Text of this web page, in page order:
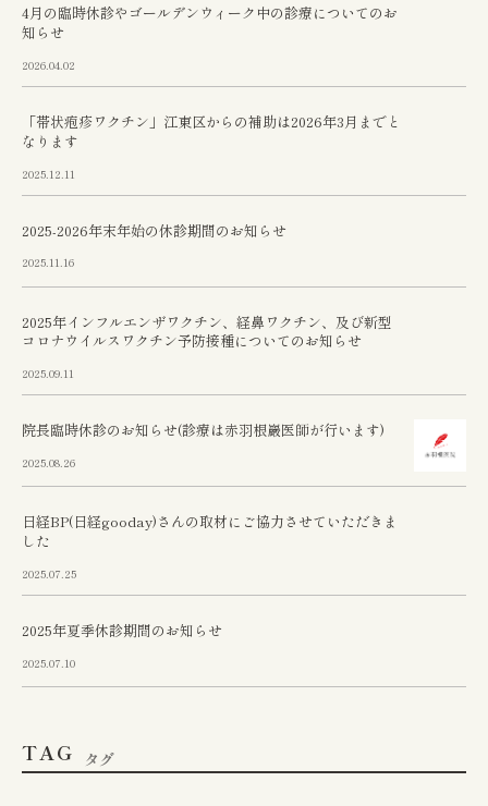
4月の臨時休診やゴールデンウィーク中の診療についてのお
知らせ
2026.04.02
「帯状疱疹ワクチン」江東区からの補助は2026年3月までと
なります
2025.12.11
2025-2026年末年始の休診期間のお知らせ
2025.11.16
2025年インフルエンザワクチン、経鼻ワクチン、及び新型
コロナウイルスワクチン予防接種についてのお知らせ
2025.09.11
院長臨時休診のお知らせ(診療は赤羽根巖医師が行います)
2025.08.26
日経BP(日経gooday)さんの取材にご協力させていただきま
した
2025.07.25
2025年夏季休診期間のお知らせ
2025.07.10
TAG タグ